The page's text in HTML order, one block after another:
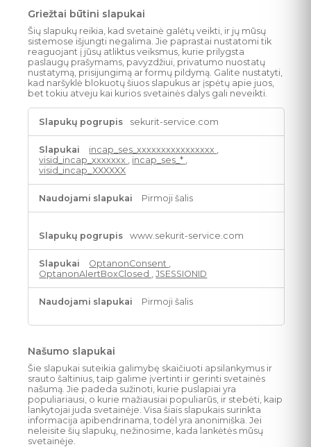
Griežtai būtini slapukai
Šių slapukų reikia, kad svetainė galėtų veikti, ir jų mūsų
sistemose išjungti negalima. Jie paprastai nustatomi tik
reaguojant į jūsų atliktus veiksmus, kurie prilygsta
paslaugų prašymams, pavyzdžiui, privatumo nuostatų
nustatymą, prisijungimą ar formų pildymą. Galite nustatyti,
kad naršyklė blokuotų šiuos slapukus ar įspėtų apie juos,
bet tokiu atveju kai kurios svetainės dalys gali neveikti.
Griežtai
būtini
slapukai
sekurit-service.com
incap_ses_xxxxxxxxxxxxxxxx
visid_incap_xxxxxxx
incap_ses_*
visid_incap_XXXXXX
Pirmoji šalis
www.sekurit-service.com
OptanonConsent
OptanonAlertBoxClosed
,JSESSIONID
Pirmoji šalis
Našumo slapukai
Šie slapukai suteikia galimybę skaičiuoti apsilankymus ir
srauto šaltinius, taip galime įvertinti ir gerinti svetainės
našumą. Jie padeda sužinoti, kurie puslapiai yra
populiariausi, o kurie mažiausiai populiarūs, ir stebėti, kaip
lankytojai juda svetainėje. Visa šiais slapukais surinkta
informacija apibendrinama, todėl yra anonimiška. Jei
neleisite šių slapukų, nežinosime, kada lankėtės mūsų
svetainėje.